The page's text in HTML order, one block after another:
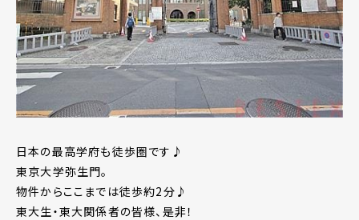
日本の最高学府も徒歩圏です♪
東京大学弥生門。
物件からここまでは徒歩約2分♪
東大生・東大関係者の皆様、是非！